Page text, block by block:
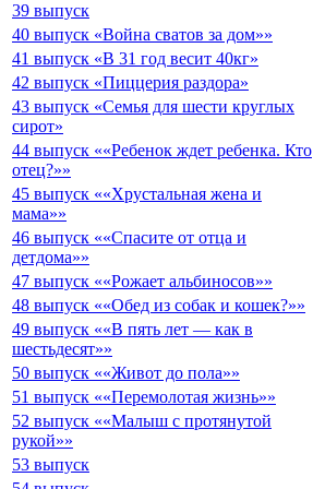
39 выпуск
40 выпуск «Война сватов за дом»»
41 выпуск «В 31 год весит 40кг»
42 выпуск «Пиццерия раздора»
43 выпуск «Семья для шести круглых
сирот»
44 выпуск ««Ребенок ждет ребенка. Кто
отец?»»
45 выпуск ««Хрустальная жена и
мама»»
46 выпуск ««Спасите от отца и
детдома»»
47 выпуск ««Рожает альбиносов»»
48 выпуск ««Обед из собак и кошек?»»
49 выпуск ««В пять лет — как в
шестьдесят»»
50 выпуск ««Живот до пола»»
51 выпуск ««Перемолотая жизнь»»
52 выпуск ««Малыш с протянутой
рукой»»
53 выпуск